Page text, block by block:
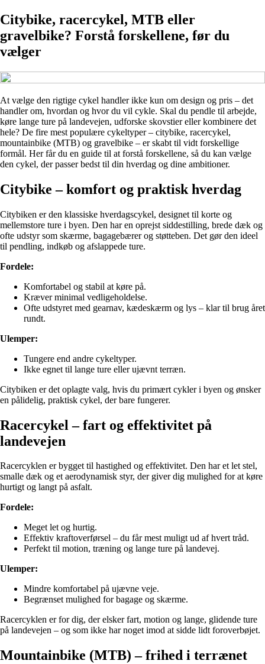
Citybike, racercykel, MTB eller
gravelbike? Forstå forskellene, før du
vælger
At vælge den rigtige cykel handler ikke kun om design og pris – det
handler om, hvordan og hvor du vil cykle. Skal du pendle til arbejde,
køre lange ture på landevejen, udforske skovstier eller kombinere det
hele? De fire mest populære cykeltyper – citybike, racercykel,
mountainbike (MTB) og gravelbike – er skabt til vidt forskellige
formål. Her får du en guide til at forstå forskellene, så du kan vælge
den cykel, der passer bedst til din hverdag og dine ambitioner.
Citybike – komfort og praktisk hverdag
Citybiken er den klassiske hverdagscykel, designet til korte og
mellemstore ture i byen. Den har en oprejst siddestilling, brede dæk og
ofte udstyr som skærme, bagagebærer og støtteben. Det gør den ideel
til pendling, indkøb og afslappede ture.
Fordele:
Komfortabel og stabil at køre på.
Kræver minimal vedligeholdelse.
Ofte udstyret med gearnav, kædeskærm og lys – klar til brug året
rundt.
Ulemper:
Tungere end andre cykeltyper.
Ikke egnet til lange ture eller ujævnt terræn.
Citybiken er det oplagte valg, hvis du primært cykler i byen og ønsker
en pålidelig, praktisk cykel, der bare fungerer.
Racercykel – fart og effektivitet på
landevejen
Racercyklen er bygget til hastighed og effektivitet. Den har et let stel,
smalle dæk og et aerodynamisk styr, der giver dig mulighed for at køre
hurtigt og langt på asfalt.
Fordele:
Meget let og hurtig.
Effektiv kraftoverførsel – du får mest muligt ud af hvert tråd.
Perfekt til motion, træning og lange ture på landevej.
Ulemper:
Mindre komfortabel på ujævne veje.
Begrænset mulighed for bagage og skærme.
Racercyklen er for dig, der elsker fart, motion og lange, glidende ture
på landevejen – og som ikke har noget imod at sidde lidt foroverbøjet.
Mountainbike (MTB) – frihed i terrænet